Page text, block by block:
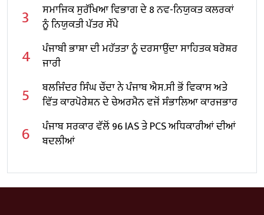
3
ਸਮਾਜਿਕ ਸੁਰੱਖਿਆ ਵਿਭਾਗ ਦੇ 8 ਨਵ-ਨਿਯੁਕਤ ਕਲਰਕਾਂ
ਨੂੰ ਨਿਯੁਕਤੀ ਪੱਤਰ ਸੌਂਪੇ
4
ਪੰਜਾਬੀ ਭਾਸ਼ਾ ਦੀ ਮਹੱਤਤਾ ਨੂੰ ਦਰਸਾਉਂਦਾ ਸਾਹਿਤਕ ਬਰੋਸ਼ਰ
ਜਾਰੀ
5
ਬਲਜਿੰਦਰ ਸਿੰਘ ਚੌਂਦਾ ਨੇ ਪੰਜਾਬ ਐਸ.ਸੀ ਭੋਂ ਵਿਕਾਸ ਅਤੇ
ਵਿੱਤ ਕਾਰਪੋਰੇਸ਼ਨ ਦੇ ਚੇਅਰਮੈਨ ਵਜੋਂ ਸੰਭਾਲਿਆ ਕਾਰਜਭਾਰ
6
ਪੰਜਾਬ ਸਰਕਾਰ ਵੱਲੋਂ 96 IAS ਤੇ PCS ਅਧਿਕਾਰੀਆਂ ਦੀਆਂ
ਬਦਲੀਆਂ